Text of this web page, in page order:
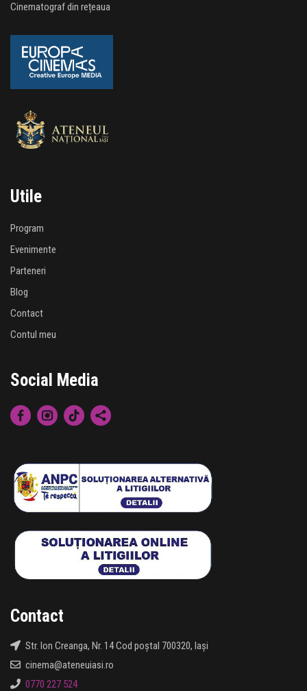
Cinematograf din rețeaua
Utile
Program
Evenimente
Parteneri
Blog
Contact
Contul meu
Social Media
Contact
Str. Ion Creanga, Nr. 14 Cod poștal 700320, Iași
cinema@ateneuiasi.ro
0770 227 524